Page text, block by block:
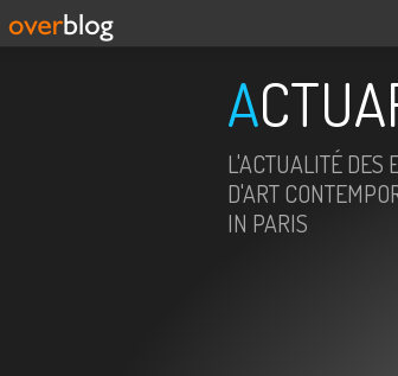
L'ACTUALITÉ DES
D'ART
IN PARIS